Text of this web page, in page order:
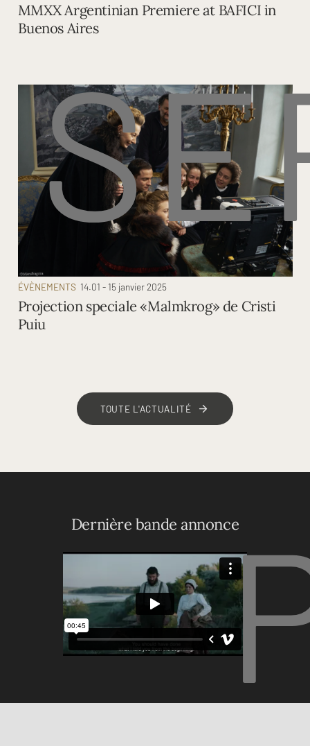
MMXX Argentinian Premiere at BAFICI in
Buenos Aires
ÉVÈNEMENTS 14.01 - 15 janvier 2025
Projection speciale «Malmkrog» de Cristi
Puiu
TOUTE L'ACTUALITÉ
Dernière bande annonce